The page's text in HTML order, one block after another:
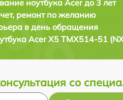
ноутбука Acer до 3 лет
ремонт по желанию
в день обращения
Acer X5 TMX514-51
со